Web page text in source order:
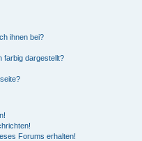
ihnen bei?
farbig dargestellt?
Forums erhalten!